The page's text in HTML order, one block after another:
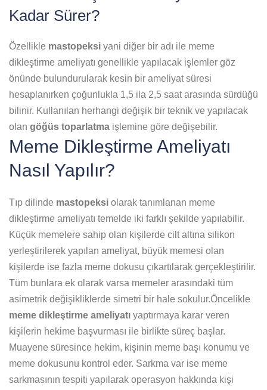
Kadar Sürer?
Özellikle mastopeksi yani diğer bir adı ile meme
dikleştirme ameliyatı genellikle yapılacak işlemler göz
önünde bulundurularak kesin bir ameliyat süresi
hesaplanırken çoğunlukla 1,5 ila 2,5 saat arasında sürdüğü
bilinir. Kullanılan herhangi değişik bir teknik ve yapılacak
olan göğüs toparlatma işlemine göre değişebilir.
Meme Dikleştirme Ameliyatı
Nasıl Yapılır?
Tıp dilinde mastopeksi olarak tanımlanan meme
dikleştirme ameliyatı temelde iki farklı şekilde yapılabilir.
Küçük memelere sahip olan kişilerde cilt altına silikon
yerleştirilerek yapılan ameliyat, büyük memesi olan
kişilerde ise fazla meme dokusu çıkartılarak gerçekleştirilir.
Tüm bunlara ek olarak varsa memeler arasındaki tüm
asimetrik değişikliklerde simetri bir hale sokulur.Öncelikle
meme dikleştirme ameliyatı yaptırmaya karar veren
kişilerin hekime başvurması ile birlikte süreç başlar.
Muayene süresince hekim, kişinin meme başı konumu ve
meme dokusunu kontrol eder. Sarkma var ise meme
sarkmasının tespiti yapılarak operasyon hakkında kişi